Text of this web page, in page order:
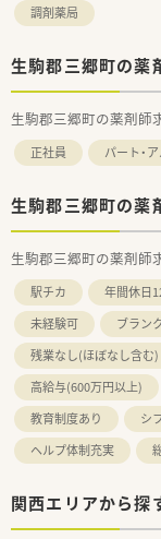
調剤薬局
生駒郡三郷町の薬
生駒郡三郷町の薬剤師
正社員 パート・
生駒郡三郷町の薬
生駒郡三郷町の薬剤師
駅チカ 年間休日
未経験可
ブラン
残業なし(ほぼなし含む)
高給与(600万円以上)
教育制度あり
シ
ヘルプ体制充実
関西エリアから探